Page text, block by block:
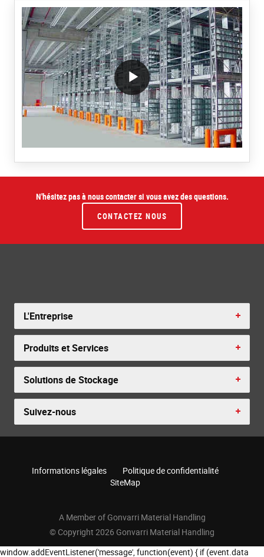
/block/textandmediablock/
N'hésitez pas à nous contacter si vous avez des questions.
CONTACTEZ NOUS
L'Entreprise
Produits et Services
Solutions de Stockage
Suivez-nous
Informations légales
Politique de confidentialité
SiteMap
A Member of Gonvarri Material Handling
© Copyright 2026 Gonvarri Material Handling
window.addEventListener('message', function(event) { if (event.data